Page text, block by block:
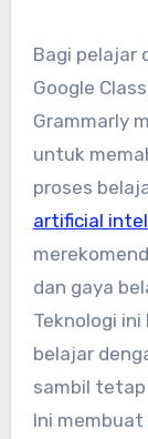
Bagi pelajar
Google
Grammarly
untuk
proses
artificial
dan gaya
Teknologi
belajar
sambil
Ini